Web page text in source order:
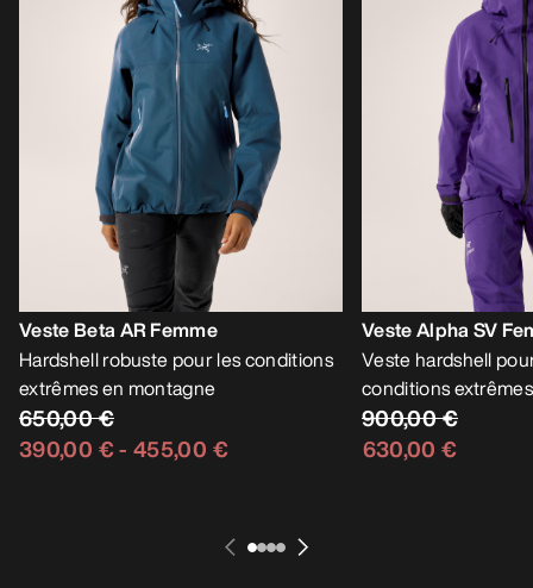
Veste Beta AR Femme
Hardshell robuste pour les conditions
extrêmes en montagne
650,00 €
390,00 €- 455,00 €
Veste Alpha SV
Veste hardshell
conditions
900,00 €
630,00 €